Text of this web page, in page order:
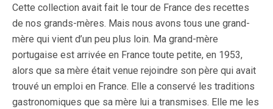
Cette collection avait fait le tour de France des recettes
de nos grands-mères. Mais nous avons tous une grand-
mère qui vient d’un peu plus loin. Ma grand-mère
portugaise est arrivée en France toute petite, en 1953,
alors que sa mère était venue rejoindre son père qui avait
trouvé un emploi en France. Elle a conservé les traditions
gastronomiques que sa mère lui a transmises. Elle me les